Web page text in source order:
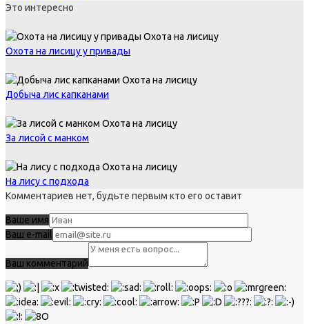
Это интересно
Охота на лисицу
Охота на лисицу у привады
Охота на лисицу
Добыча лис капканами
Охота на лисицу
За лисой с манком
Охота на лисицу
На лису с подхода
Комментариев нет, будьте первым кто его оставит
Ваше имя
Ваш e-mail
Ваш комментарий